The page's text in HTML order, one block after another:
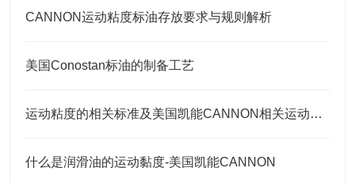
CANNON运动粘度标油存放要求与规则解析
美国Conostan标油的制备工艺
运动粘度的相关标准及美国凯能CANNON相关运动粘度标油
什么是润滑油的运动黏度-美国凯能CANNON